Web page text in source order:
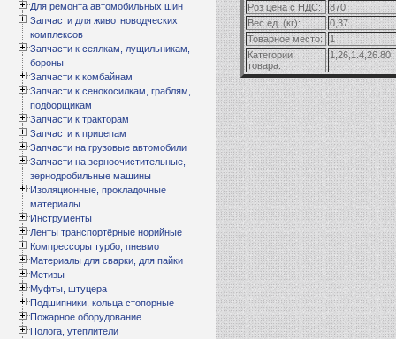
Для ремонта автомобильных шин
Запчасти для животноводческих
комплексов
Запчасти к сеялкам, лущильникам,
бороны
Запчасти к комбайнам
Запчасти к сенокосилкам, граблям,
подборщикам
Запчасти к тракторам
Запчасти к прицепам
Запчасти на грузовые автомобили
Запчасти на зерноочистительные,
зернодробильные машины
Изоляционные, прокладочные
материалы
Инструменты
Ленты транспортёрные норийные
Компрессоры турбо, пневмо
Материалы для сварки, для пайки
Метизы
Муфты, штуцера
Подшипники, кольца стопорные
Пожарное оборудование
Полога, утеплители
Роз цена с НДС:
870
Вес ед. (кг):
0,37
Товарное место:
1
Категории
товара:
1,26,1.4,26.80